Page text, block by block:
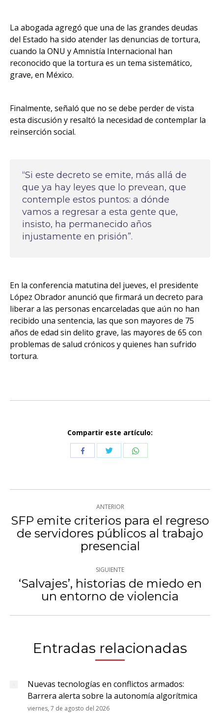
La abogada agregó que una de las grandes deudas
del Estado ha sido atender las denuncias de tortura,
cuando la ONU y Amnistía Internacional han
reconocido que la tortura es un tema sistemático,
grave, en México.
Finalmente, señaló que no se debe perder de vista
esta discusión y resaltó la necesidad de contemplar la
reinserción social.
“Si este decreto se emite, más allá de
que ya hay leyes que lo prevean, que
contemple estos puntos: a dónde
vamos a regresar a esta gente que,
insisto, ha permanecido años
injustamente en prisión”.
En la conferencia matutina del jueves, el presidente
López Obrador anunció que firmará un decreto para
liberar a las personas encarceladas que aún no han
recibido una sentencia, las que son mayores de 75
años de edad sin delito grave, las mayores de 65 con
problemas de salud crónicos y quienes han sufrido
tortura.
Compartir este artículo:
CompartirCompartirCompartir
Navegación
entre
publicaciones
ANTERIOR
Publicación
anterior:
SFP emite criterios para el regreso
de servidores públicos al trabajo
presencial
SIGUIENTE
Publicación
siguiente:
‘Salvajes’, historias de miedo en
un entorno de violencia
Entradas relacionadas
Nuevas tecnologías en conflictos armados:
Barrera alerta sobre la autonomía algorítmica
viernes, 7 de agosto del 2026